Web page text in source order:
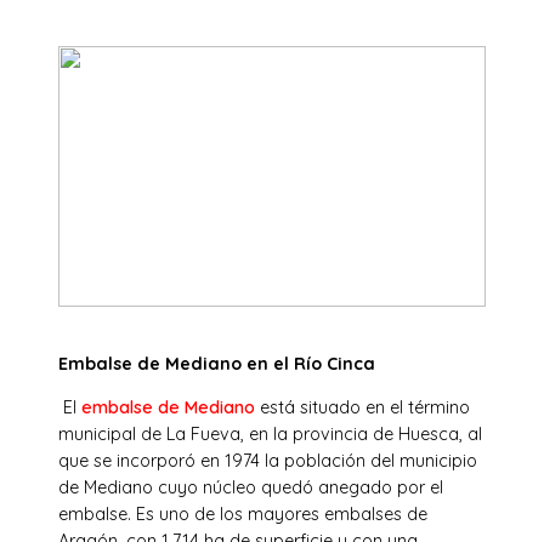
Embalse de Mediano en el Río Cinca
El embalse de Mediano está situado en el término
municipal de La Fueva, en la provincia de Huesca, al
que se incorporó en 1974 la población del municipio
de Mediano cuyo núcleo quedó anegado por el
embalse. Es uno de los mayores embalses de